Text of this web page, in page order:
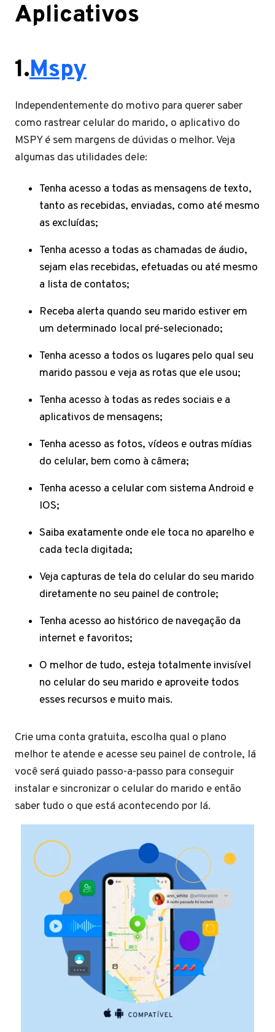
Aplicativos
1.Mspy
Independentemente do motivo para querer saber
como rastrear celular do marido, o aplicativo do
MSPY é sem margens de dúvidas o melhor. Veja
algumas das utilidades dele:
Tenha acesso a todas as mensagens de texto,
tanto as recebidas, enviadas, como até mesmo
as excluídas;
Tenha acesso a todas as chamadas de áudio,
sejam elas recebidas, efetuadas ou até mesmo
a lista de contatos;
Receba alerta quando seu marido estiver em
um determinado local pré-selecionado;
Tenha acesso a todos os lugares pelo qual seu
marido passou e veja as rotas que ele usou;
Tenha acesso à todas as redes sociais e a
aplicativos de mensagens;
Tenha acesso as fotos, vídeos e outras mídias
do celular, bem como à câmera;
Tenha acesso a celular com sistema Android e
IOS;
Saiba exatamente onde ele toca no aparelho e
cada tecla digitada;
Veja capturas de tela do celular do seu marido
diretamente no seu painel de controle;
Tenha acesso ao histórico de navegação da
internet e favoritos;
O melhor de tudo, esteja totalmente invisível
no celular do seu marido e aproveite todos
esses recursos e muito mais.
Crie uma conta gratuita, escolha qual o plano
melhor te atende e acesse seu painel de controle, lá
você será guiado passo-a-passo para conseguir
instalar e sincronizar o celular do marido e então
saber tudo o que está acontecendo por lá.